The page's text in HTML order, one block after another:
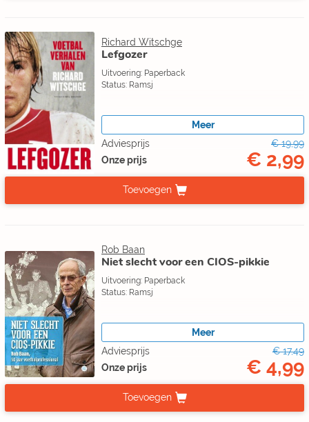
Richard Witschge
Lefgozer
Uitvoering: Paperback
Status: Ramsj
Meer
Adviesprijs
€ 19,99
Onze prijs
€ 2,99
Toevoegen
Rob Baan
Niet slecht voor een CIOS-pikkie
Uitvoering: Paperback
Status: Ramsj
Meer
Adviesprijs
€ 17,49
Onze prijs
€ 4,99
Toevoegen